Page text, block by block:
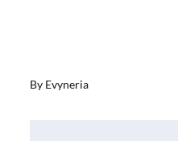
By Evyneria